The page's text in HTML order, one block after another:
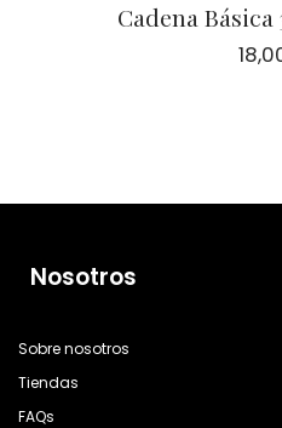
Cadena Básica
Nosotros
Sobre nosotros
Tiendas
FAQs